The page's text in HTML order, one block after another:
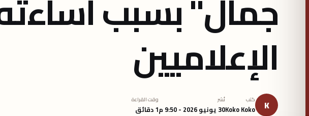
الإعلاميين
K كتب
Koko Koko
نُشر
30 يونيو 2026 - 9:50 م
وقت القراءة
1 دقائق